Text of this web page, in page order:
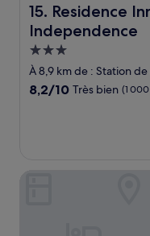
15. Residence
Independence
Residence Inn by
Hébergement
3.0 étoiles
À 8,9 km de : Station
8.2
8,2/10 Très bien (1